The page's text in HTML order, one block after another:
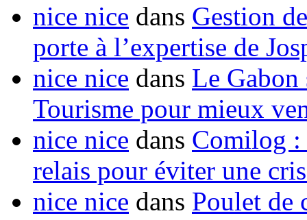
nice nice dans Gestion
porte à l’expertise de
nice nice dans Le Gabon
Tourisme pour mieux
nice nice dans Comilog :
relais pour éviter une
nice nice dans Poulet de